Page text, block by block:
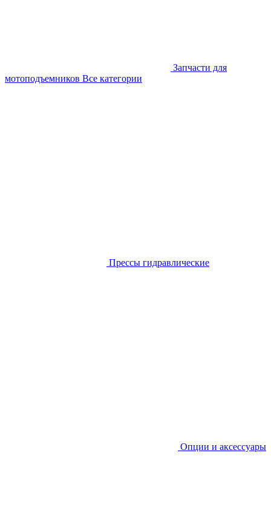
Запчасти для
мотоподъемников Все категории
Прессы гидравлические
Опции и аксессуары